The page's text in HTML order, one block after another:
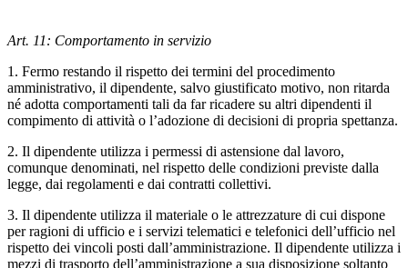
Art. 11: Comportamento in servizio
1. Fermo restando il rispetto dei termini del procedimento
amministrativo, il dipendente, salvo giustificato motivo, non ritarda
né adotta comportamenti tali da far ricadere su altri dipendenti il
compimento di attività o l’adozione di decisioni di propria spettanza.
2. Il dipendente utilizza i permessi di astensione dal lavoro,
comunque denominati, nel rispetto delle condizioni previste dalla
legge, dai regolamenti e dai contratti collettivi.
3. Il dipendente utilizza il materiale o le attrezzature di cui dispone
per ragioni di ufficio e i servizi telematici e telefonici dell’ufficio nel
rispetto dei vincoli posti dall’amministrazione. Il dipendente utilizza i
mezzi di trasporto dell’amministrazione a sua disposizione soltanto